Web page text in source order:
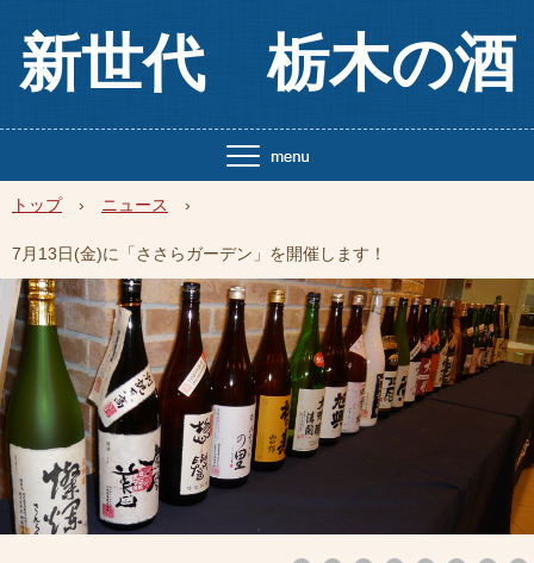
新世代 栃木の酒
トップ › ニュース ›
7月13日(金)に「ささらガーデン」を開催します！